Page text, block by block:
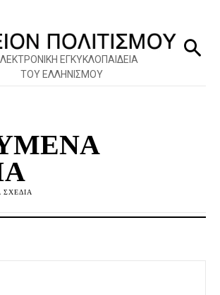
ΕΓΚΥΚΛΟΠΑΙΔΕΙΑ
ΤΟΥ ΕΛΛΗΝΙΣΜΟΥ